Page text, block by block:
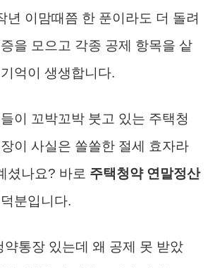
년 이맘때쯤 한 푼이라도 더 돌려
을 모으고 각종 공제 항목을 샅
억이 생생합니다.
이 꼬박꼬박 붓고 있는 주택청
이 사실은 쏠쏠한 절세 효자라
셨나요? 바로 주택청약 연말정산
분입니다.
약통장 있는데 왜 공제 못 받았